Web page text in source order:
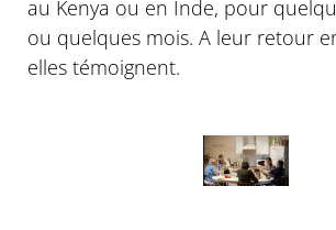
au Kenya ou en Inde, pour
ou quelques mois. A leur retour
elles témoignent.